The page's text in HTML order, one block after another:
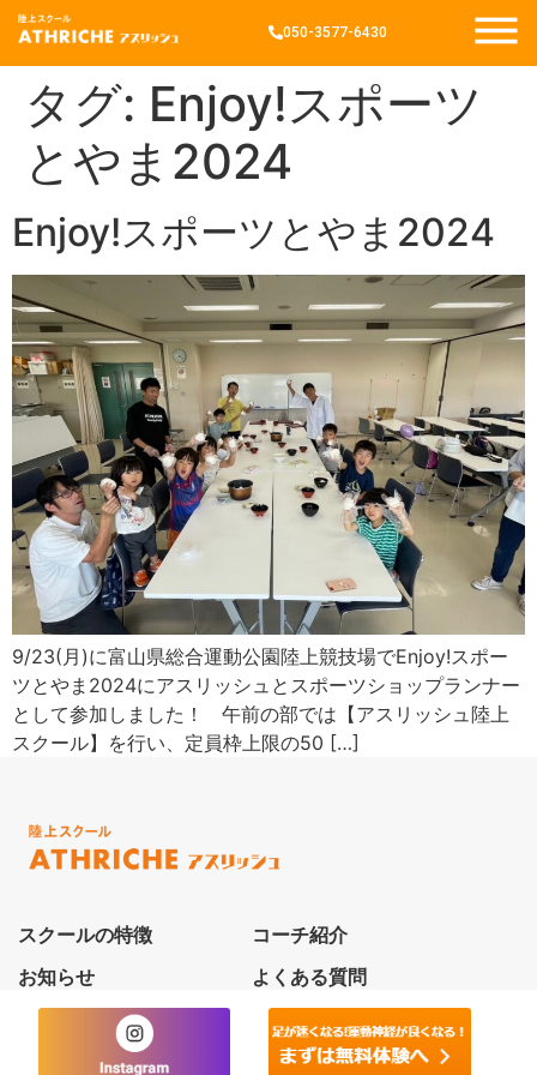
050-3577-6430
タグ: Enjoy!スポーツ
とやま2024
Enjoy!スポーツとやま2024
9/23(月)に富山県総合運動公園陸上競技場でEnjoy!スポー
ツとやま2024にアスリッシュとスポーツショップランナー
として参加しました！ 午前の部では【アスリッシュ陸上
スクール】を行い、定員枠上限の50 […]
スクールの特徴
お知らせ
お問い合わせ
コーチ紹介
よくある質問
プライバシーポリシー